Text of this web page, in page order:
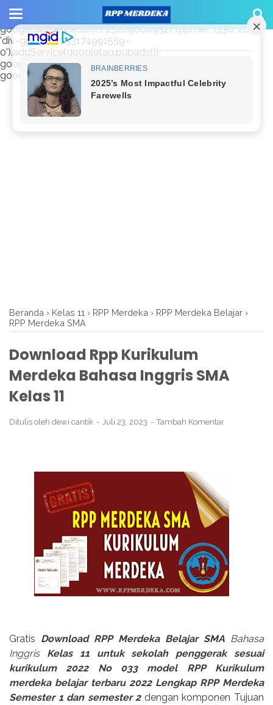
window.googletag = window.googletag || {cmd: []};
googletag.cmd.push(function() {
googletag.defineSlot('/23209888932/rppmer', [336, 280],
'div-gpt-ad-1733174991559-
0').addService(googletag.pubads());
googletag.pubads().enableSingleRequest();
googletag.enableServices(); });
Beranda › Kelas 11 › RPP Merdeka › RPP Merdeka Belajar ›
RPP Merdeka SMA
Download Rpp Kurikulum
Merdeka Bahasa Inggris SMA
Kelas 11
Ditulis oleh dewi cantik Juli 23, 2023 Tambah Komentar
Gratis Download RPP Merdeka Belajar SMA Bahasa
InggrisKelas 11 untuk sekolah penggerak sesuai
kurikulum 2022 No 033 model RPP Kurikulum
merdeka belajar terbaru 2022 Lengkap RPP Merdeka
Semester 1 dan semester 2dengan komponen Tujuan